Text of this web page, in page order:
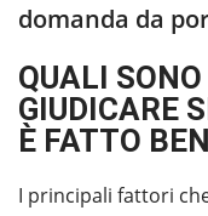
domanda da
QUALI
GIUDICARE
È FATTO
I principali fattori